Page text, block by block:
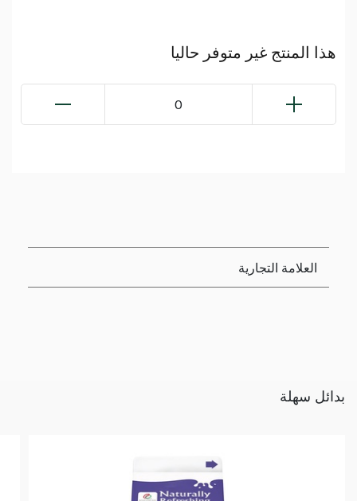
هذا المنتج غير متوفر حاليا
0
العلامة التجارية
بدائل سهلة